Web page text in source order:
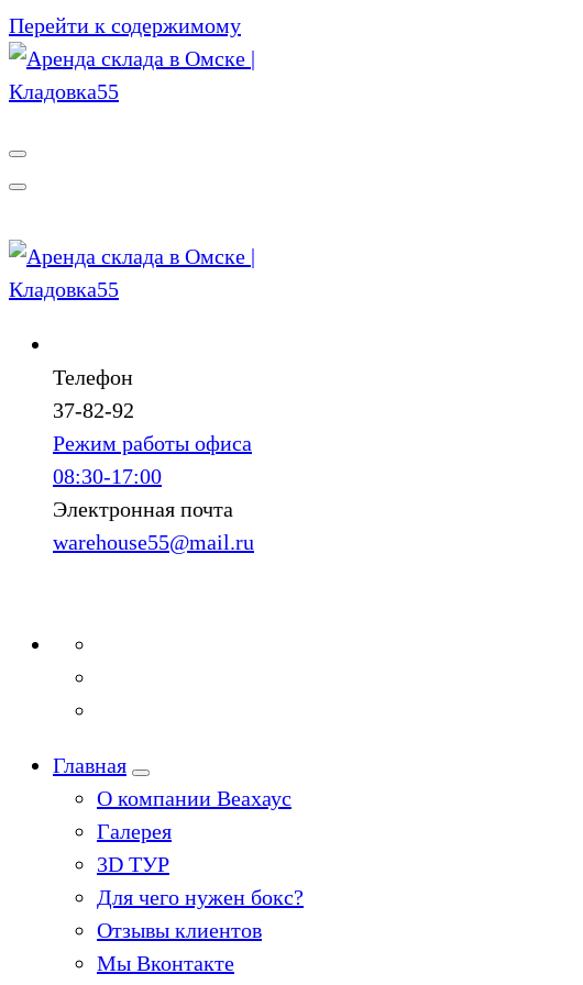
Перейти к содержимому
Телефон
37-82-92
Режим работы офиса
08:30-17:00
Электронная почта
warehouse55@mail.ru
Главная
О компании Веахаус
Галерея
3D ТУР
Для чего нужен бокс?
Отзывы клиентов
Мы Вконтакте